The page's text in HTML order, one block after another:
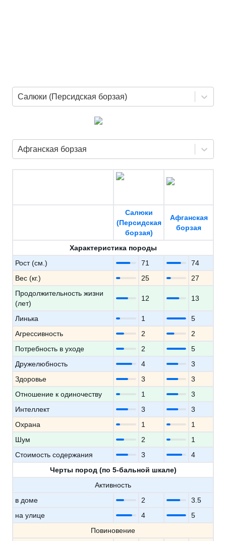
Салюки (Персидская борзая)
Афганская борзая
Салюки
(Персидская
борзая)
Афганская
борзая
Характеристика породы
Рост (см.)
71
74
Вес (кг.)
25
27
Продолжительность жизни
(лет)
12 13
Линька 1
5
Агрессивность
2
2
Потребность в уходе
2
5
Дружелюбность
4
3
Здоровье
3
3
Отношение к одиночеству
1
3
Интеллект
3
3
Охрана
1
1
Шум
2
1
Стоимость содержания
3
4
Черты пород (по 5-бальной шкале)
Активность
в доме
2
3.5
на улице
4
5
Повиновение